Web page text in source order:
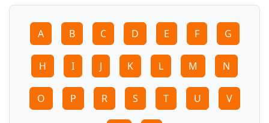
A B C D E F G
H I J K L M N
O P R S T U V